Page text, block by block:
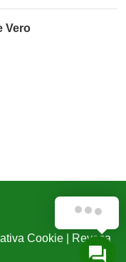
Vero
Cookie|
Revoca